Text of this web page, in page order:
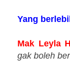
Yang
Mak Leyla
gak boleh